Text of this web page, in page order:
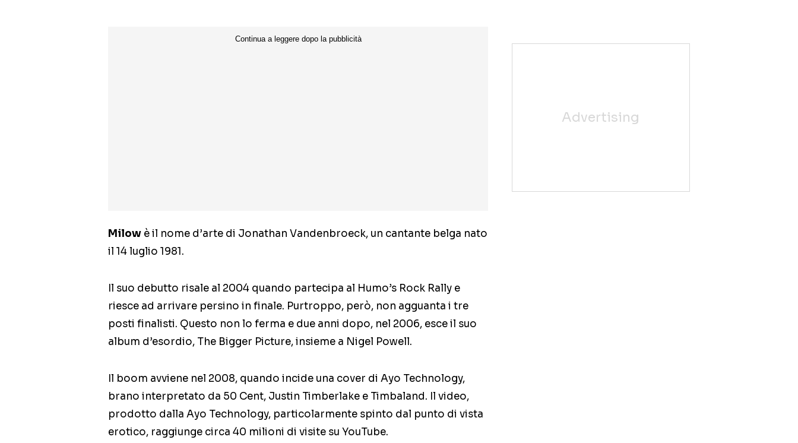
Milow è il nome d’arte di Jonathan Vandenbroeck, un cantante belga nato
il 14 luglio 1981.
Il suo debutto risale al 2004 quando partecipa al Humo’s Rock Rally e
riesce ad arrivare persino in finale. Purtroppo, però, non agguanta i tre
posti finalisti. Questo non lo ferma e due anni dopo, nel 2006, esce il suo
album d’esordio, The Bigger Picture, insieme a Nigel Powell.
Il boom avviene nel 2008, quando incide una cover di Ayo Technology,
brano interpretato da 50 Cent, Justin Timberlake e Timbaland. Il video,
prodotto dalla Ayo Technology, particolarmente spinto dal punto di vista
erotico, raggiunge circa 40 milioni di visite su YouTube.